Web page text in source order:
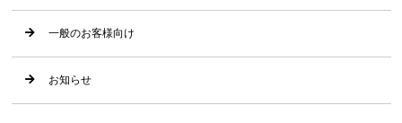
一般のお客様向け
お知らせ